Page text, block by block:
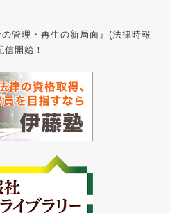
管理・再生の新局面』(法律時報
開始！